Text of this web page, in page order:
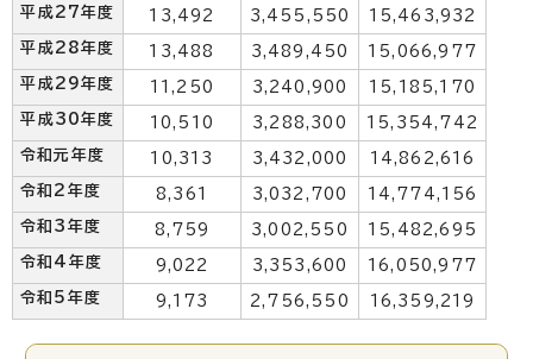
平成27年度 13,492 3,455,550 15,463,932
平成28年度 13,488 3,489,450 15,066,977
平成29年度 11,250 3,240,900 15,185,170
平成30年度 10,510 3,288,300 15,354,742
令和元年度 10,313 3,432,000 14,862,616
令和2年度 8,361 3,032,700 14,774,156
令和3年度 8,759 3,002,550 15,482,695
令和4年度 9,022 3,353,600 16,050,977
令和5年度 9,173 2,756,550 16,359,219